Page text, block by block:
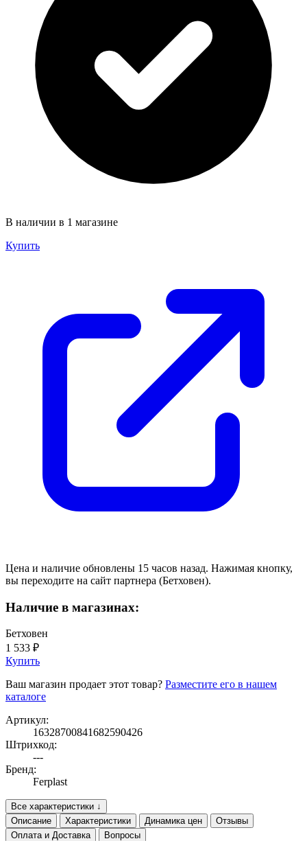
В наличии в 1 магазине
Купить
Цена и наличие обновлены 15 часов назад. Нажимая кнопку,
вы переходите на сайт партнера (Бетховен).
Наличие в магазинах:
Бетховен
1 533 ₽
Купить
Ваш магазин продает этот товар? Разместите его в нашем
каталоге
Артикул:
16328700841682590426
Штрихкод:
---
Бренд:
Ferplast
Все характеристики ↓
Описание
Характеристики Динамика цен
Отзывы
Оплата и Доставка
Вопросы